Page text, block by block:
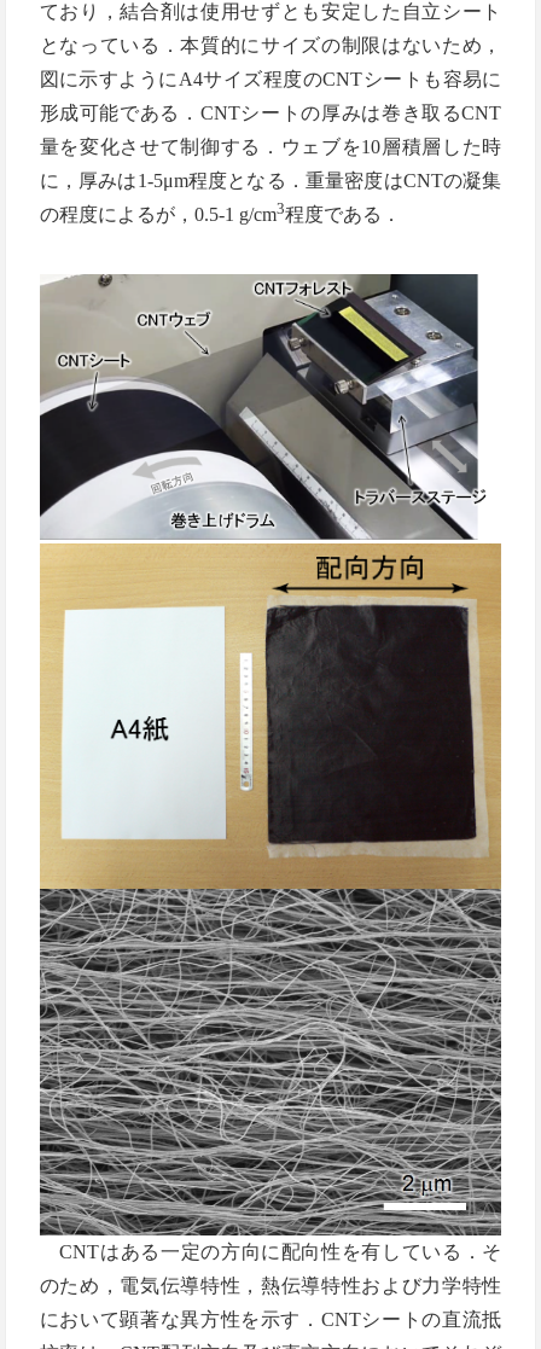
ており，結合剤は使用せずとも安定した自立シート
となっている．本質的にサイズの制限はないため，
図に示すようにA4サイズ程度のCNTシートも容易に
形成可能である．CNTシートの厚みは巻き取るCNT
量を変化させて制御する．ウェブを10層積層した時
に，厚みは1-5μm程度となる．重量密度はCNTの凝集
の程度によるが，0.5-1 g/cm3程度である．
CNTはある一定の方向に配向性を有している．そ
のため，電気伝導特性，熱伝導特性および力学特性
において顕著な異方性を示す．CNTシートの直流抵